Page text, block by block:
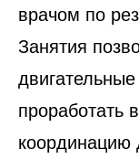
врачом по
Занятия
проработать